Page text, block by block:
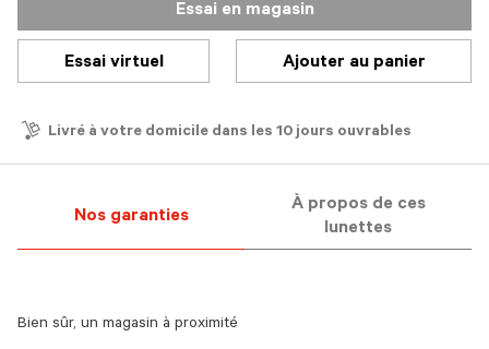
Essai en magasin
Essai virtuel Ajouter au panier
Livré à votre domicile dans les 10 jours ouvrables
Nos garanties
À propos de ces
lunettes
Bien sûr, un magasin à proximité